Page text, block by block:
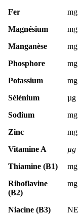
Fer
mg
Magnésium
mg
Manganèse
mg
Phosphore
mg
Potassium
mg
Sélénium
µg
Sodium
mg
Zinc
mg
Vitamine A
µg
Thiamine (B1)
mg
Riboflavine
(B2)
mg
Niacine (B3) NE